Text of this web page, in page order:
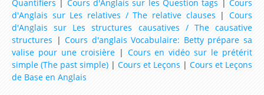
Ressources d'Anglais pour les Classes de niveau
6ème
Ressources d'Anglais pour les Classes de niveau
5ème
Ressources d'Anglais pour les Classes de niveau
Quantifiers | Cours d'Anglais sur les Question tags |Cours
d'Anglais sur Les relatives / The relative clauses |Cours
d'Anglais sur Les structures causatives / The causative
structures |Cours d'anglais Vocabulaire: Betty prépare sa
valise pour une croisière| Cours en vidéo sur le prétérit
simple (The past simple) | Cours et Leçons | Cours et Leçons
de Base en Anglais